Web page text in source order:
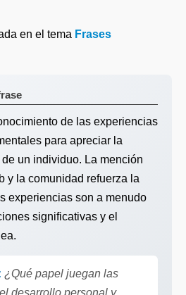
en el tema Frases
de las experiencias
para apreciar la
un individuo. La mención
y la comunidad refuerza la
experiencias son a menudo
significativas y el
¿Qué papel juegan las
desarrollo personal y